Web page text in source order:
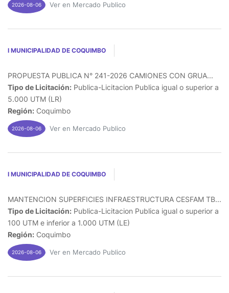
2026-08-06 Ver en Mercado Publico
I MUNICIPALIDAD DE COQUIMBO
PROPUESTA PUBLICA N° 241-2026 CAMIONES CON GRUA...
Tipo de Licitación: Publica-Licitacion Publica igual o superior a
5.000 UTM (LR)
Región: Coquimbo
2026-08-06 Ver en Mercado Publico
I MUNICIPALIDAD DE COQUIMBO
MANTENCION SUPERFICIES INFRAESTRUCTURA CESFAM TB...
Tipo de Licitación: Publica-Licitacion Publica igual o superior a
100 UTM e inferior a 1.000 UTM (LE)
Región: Coquimbo
2026-08-06 Ver en Mercado Publico